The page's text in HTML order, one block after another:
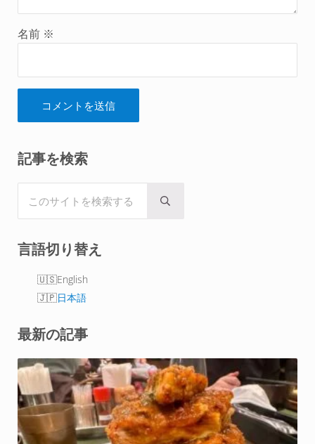
名前 ※
Sidebar
記事を検索
Submit search
言語切り替え
English
日本語
最新の記事